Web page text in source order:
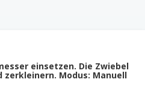
einsetzen. Die Zwiebel
zerkleinern. Modus: Manuell